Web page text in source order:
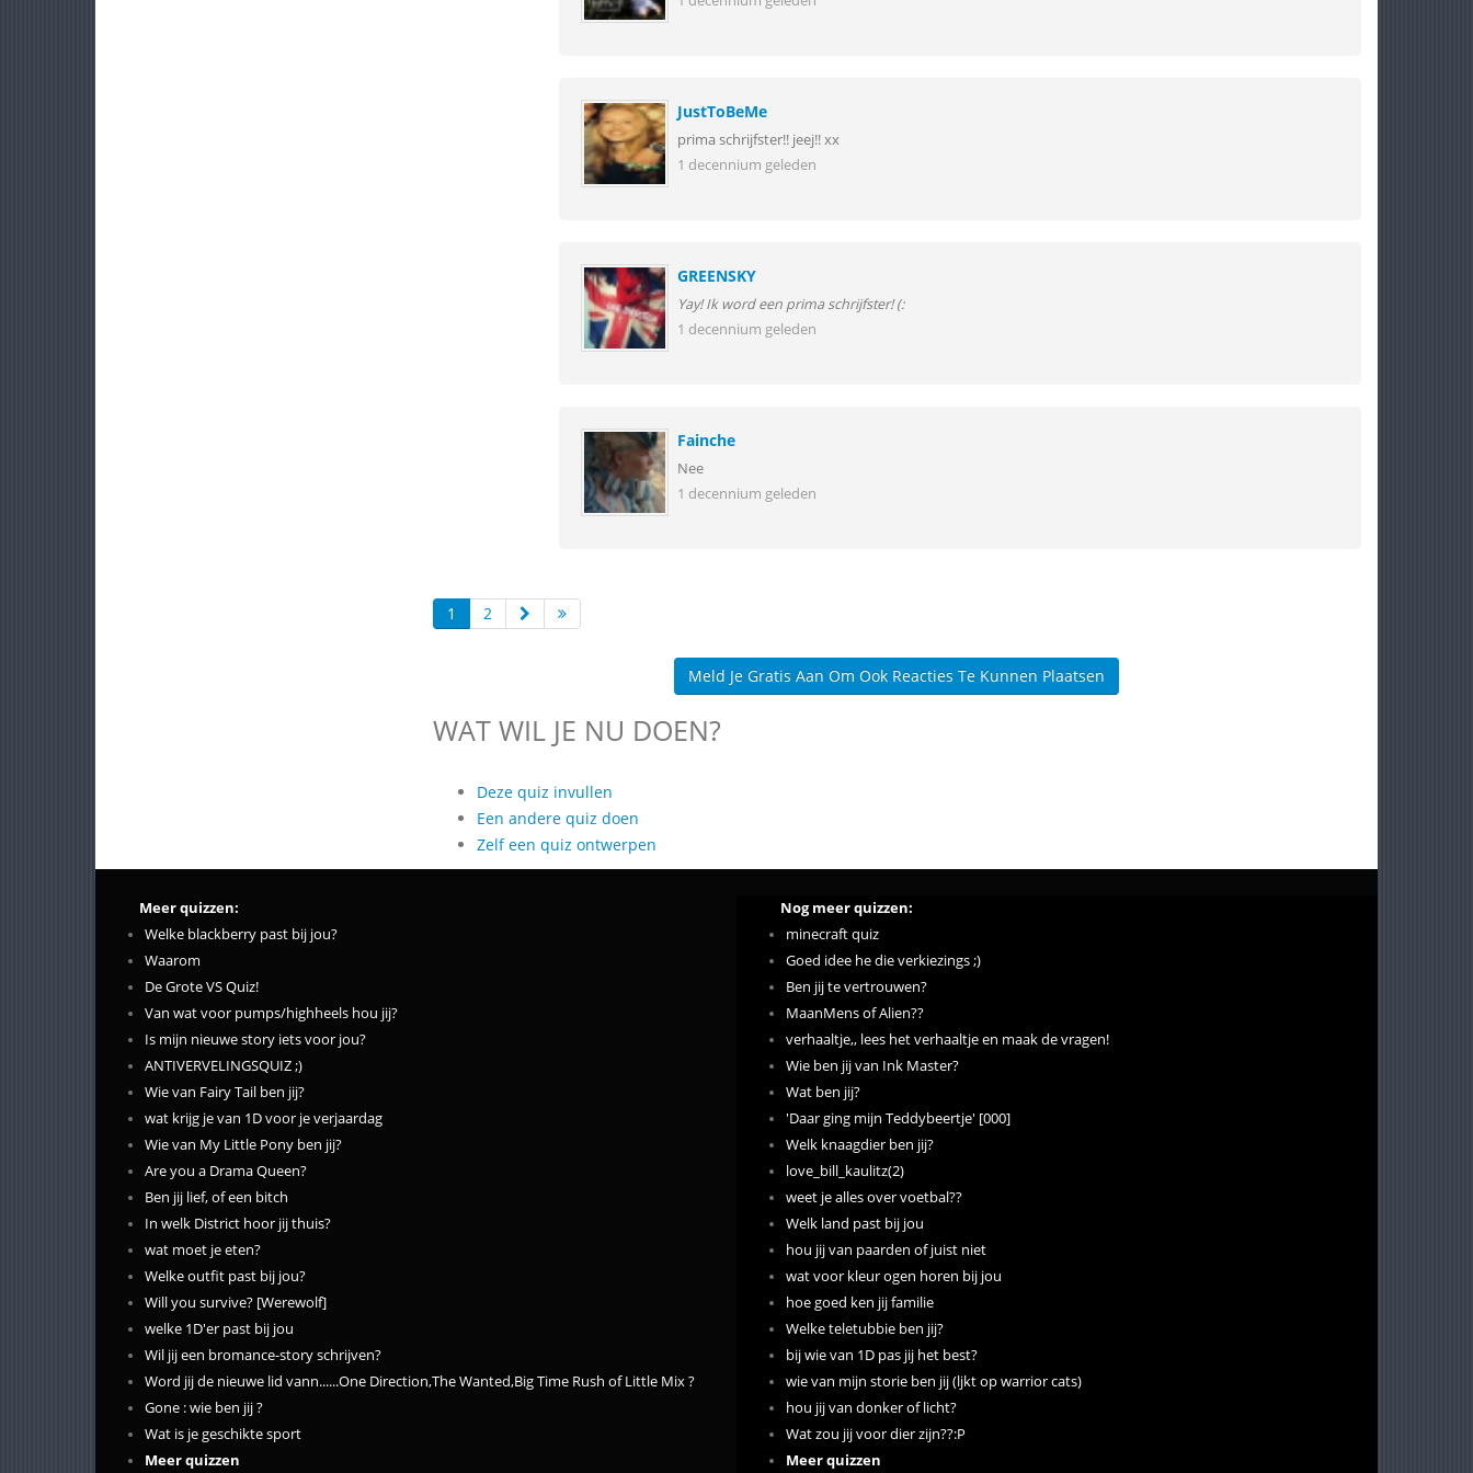
JustToBeMe
prima schrijfster!! jeej!! xx
1 decennium geleden
GREENSKY
Yay! Ik word een prima schrijfster! (:
1 decennium geleden
Fainche
Nee
1 decennium geleden
1 2
Meld Je Gratis Aan Om Ook Reacties Te Kunnen Plaatsen
WAT WIL JE NU DOEN?
Deze quiz invullen
Een andere quiz doen
Zelf een quiz ontwerpen
Meer quizzen:
Welke blackberry past bij jou?
Waarom
De Grote VS Quiz!
Van wat voor pumps/highheels hou jij?
Is mijn nieuwe story iets voor jou?
ANTIVERVELINGSQUIZ ;)
Wie van Fairy Tail ben jij?
wat krijg je van 1D voor je verjaardag
Wie van My Little Pony ben jij?
Are you a Drama Queen?
Ben jij lief, of een bitch
In welk District hoor jij thuis?
wat moet je eten?
Welke outfit past bij jou?
Will you survive? [Werewolf]
welke 1D'er past bij jou
Wil jij een bromance-story schrijven?
Word jij de nieuwe lid vann......One Direction,The Wanted,Big Time Rush of Little Mix ?
Gone : wie ben jij ?
Wat is je geschikte sport
Meer quizzen
Nog meer quizzen:
minecraft quiz
Goed idee he die verkiezings ;)
Ben jij te vertrouwen?
MaanMens of Alien??
verhaaltje,, lees het verhaaltje en maak de vragen!
Wie ben jij van Ink Master?
Wat ben jij?
'Daar ging mijn Teddybeertje' [000]
Welk knaagdier ben jij?
love_bill_kaulitz(2)
weet je alles over voetbal??
Welk land past bij jou
hou jij van paarden of juist niet
wat voor kleur ogen horen bij jou
hoe goed ken jij familie
Welke teletubbie ben jij?
bij wie van 1D pas jij het best?
wie van mijn storie ben jij (ljkt op warrior cats)
hou jij van donker of licht?
Wat zou jij voor dier zijn??:P
Meer quizzen